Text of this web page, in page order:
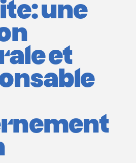
une
et